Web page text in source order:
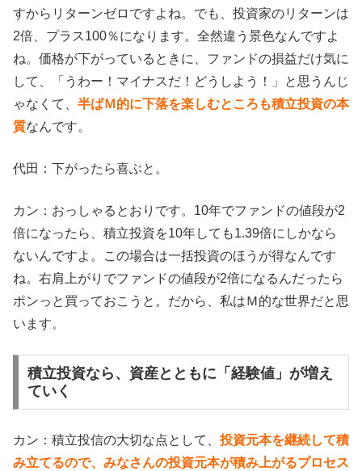
すからリターンゼロですよね。でも、投資家のリターンは
2倍、プラス100％になります。全然違う景色なんですよ
ね。価格が下がっているときに、ファンドの損益だけ気に
して、「うわー！マイナスだ！どうしよう！」と思うんじ
ゃなくて、 半ばＭ的に下落を楽しむところも積立投資の本
質なんです。
代田：下がったら喜ぶと。
カン：おっしゃるとおりです。10年でファンドの値段が2
倍になったら、積立投資を10年しても1.39倍にしかなら
ないんですよ。この場合は一括投資のほうが得なんです
ね。右肩上がりでファンドの値段が2倍になるんだったら
ポンっと買っておこうと。だから、私はＭ的な世界だと思
います。
積立投資なら、資産とともに「経験値」が増え
ていく
カン：積立投信の大切な点として、投資元本を継続して積
み立てるので、みなさんの投資元本が積み上がるプロセス